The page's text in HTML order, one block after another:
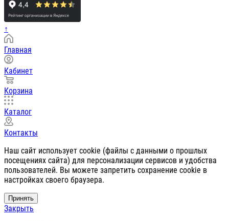
↑
Главная
Кабинет
Корзина
Каталог
Контакты
Наш сайт использует cookie (файлы с данными о прошлых
посещениях сайта) для персонализации сервисов и удобства
пользователей. Вы можете запретить сохранение cookie в
настройках своего браузера.
Принять
Закрыть